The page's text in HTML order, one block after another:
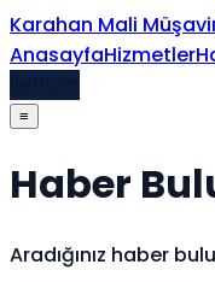
İçeriğe atla
Karahan Mali
AnasayfaHizmetler
≡
Haber
Aradığınız haber